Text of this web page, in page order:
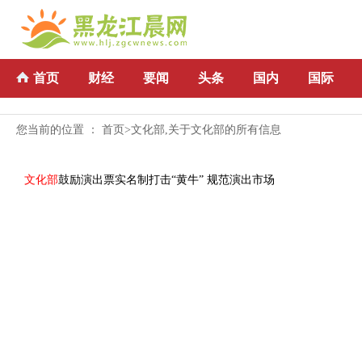
首页 财经 要闻 头条 国内 国际
您当前的位置 ： 首页 >文化部,关于文化部的所有信息
文化部鼓励演出票实名制打击“黄牛” 规范演出市场